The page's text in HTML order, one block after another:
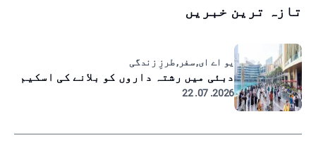
تازہ ترین خبریں
یو اے ای, سفر, طرزِ زندگی
دبئی میں رشتہ داروں کو بلانے کی اسکیم
2026. 07. 22